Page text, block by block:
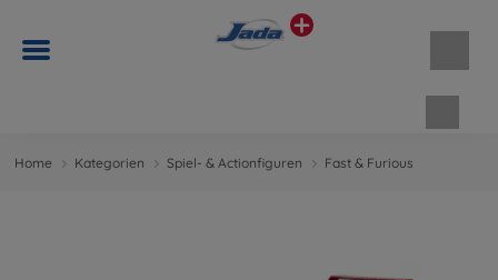
Home Kategorien Spiel- & Actionfiguren Fast & Furious